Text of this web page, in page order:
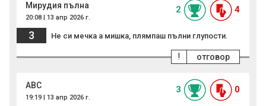
Мирудия пълна
20:08 | 13 апр 2026 г.
2 4
3 Не си мечка а мишка, плямпаш пълни глупости.
отговор
!
ABC
19:19 | 13 апр 2026 г.
3 0